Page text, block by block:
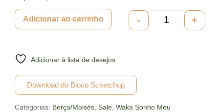
- +
Adicionar ao carrinho
Adicionar à lista de desejos
Download do Bloco Scketchup
Categorias: Berço/Moisés, Sale, Waka Sonho Meu